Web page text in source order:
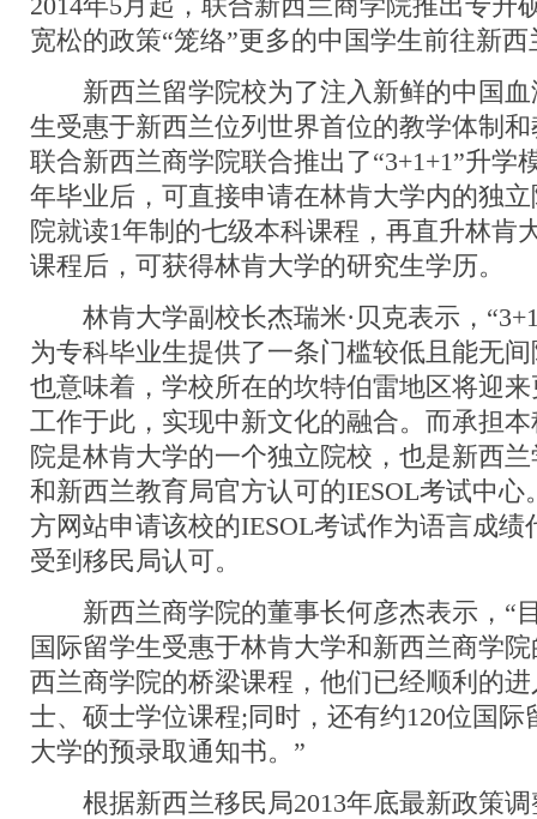
2014年5月起，联合新西兰商学院推出专升
宽松的政策“笼络”更多的中国学生前往新西
新西兰留学院校为了注入新鲜的中国血
生受惠于新西兰位列世界首位的教学体制
联合新西兰商学院联合推出了“3+1+1”升学
年毕业后，可直接申请在林肯大学内的独
院就读1年制的七级本科课程，再直升林肯
课程后，可获得林肯大学的研究生学历。
林肯大学副校长杰瑞米·贝克表示，
为专科毕业生提供了一条门槛较低且能无
也意味着，学校所在的坎特伯雷地区将迎
工作于此，实现中新文化的融合。而承担
院是林肯大学的一个独立院校，也是新西
和新西兰教育局官方认可的IESOL考试中心
方网站申请该校的IESOL考试作为语言成绩
受到移民局认可。
新西兰商学院的董事长何彦杰表示，“
国际留学生受惠于林肯大学和新西兰商学
西兰商学院的桥梁课程，他们已经顺利的
士、硕士学位课程;同时，还有约120位国际
大学的预录取通知书。”
根据新西兰移民局2013年底最新政策调